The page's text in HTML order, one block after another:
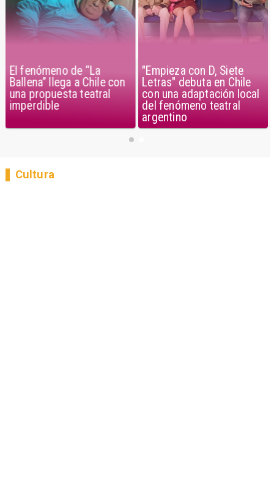
El fenómeno de “La
Ballena” llega a Chile con
una propuesta teatral
imperdible
"Empieza con D, Siete
Letras" debuta en Chile
con una adaptación local
del fenómeno teatral
argentino
Cultura